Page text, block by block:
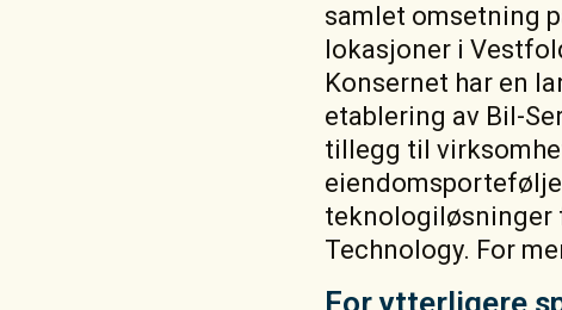
samlet omsetning
lokasjoner i
Konsernet har en
etablering av Bil-
tillegg til
teknologiløsninger
Technology. For
For ytterligere